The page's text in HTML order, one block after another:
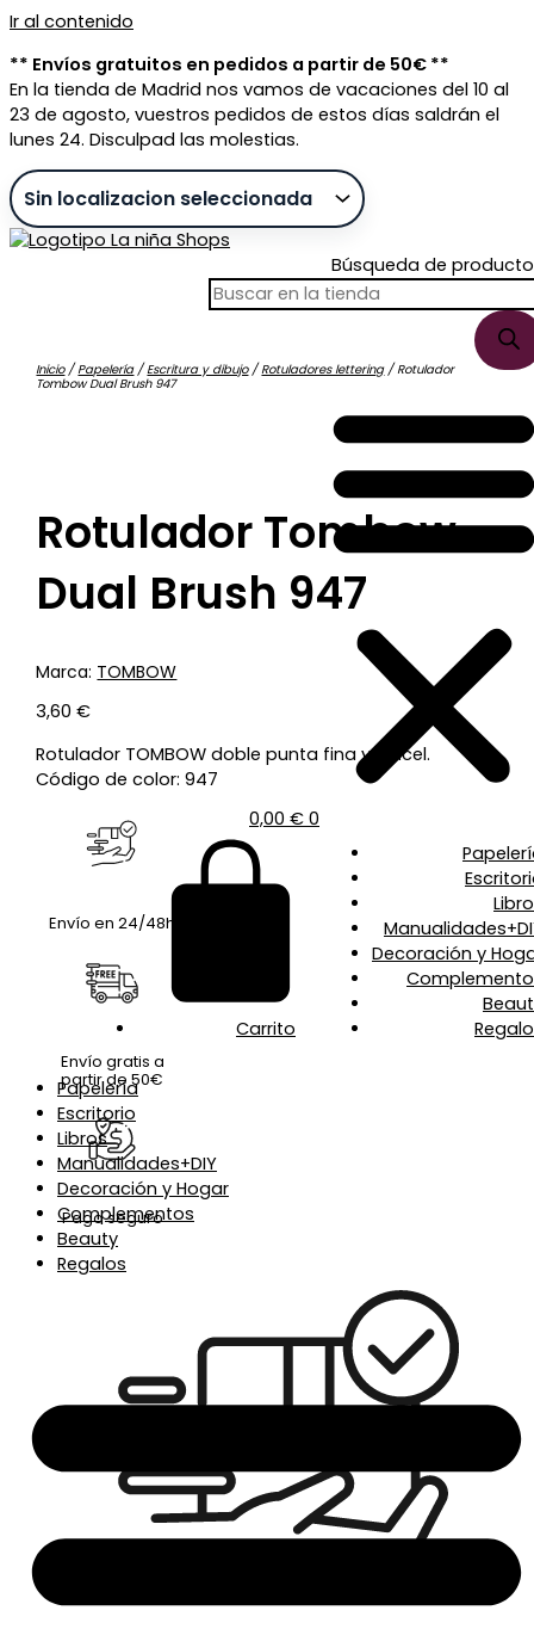
Ir al contenido
** Envíos gratuitos en pedidos a partir de 50€ **
En la tienda de Madrid nos vamos de vacaciones del 10 al
23 de agosto, vuestros pedidos de estos días saldrán el
lunes 24. Disculpad las molestias.
Búsqueda de
0,00 € 0
Carrito
Decoración y
Papelería
Escritorio
Libros
Manualidades+DIY
Decoración y Hogar
Complementos
Beauty
Regalos
Inicio/Papelería/Escritura y dibujo/Rotuladores lettering/ Rotulador
Tombow Dual Brush 947
Rotulador Tombow
Dual Brush 947
Marca: TOMBOW
3,60€
Rotulador TOMBOW doble punta fina y pincel.
Código de color: 947
Envío en 24/48h
Envío gratis a
partir de 50€
Pago seguro